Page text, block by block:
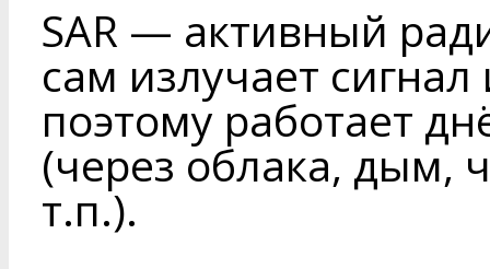
SAR — активный
сам излучает
поэтому работает
(через облака, дым,
т.п.).